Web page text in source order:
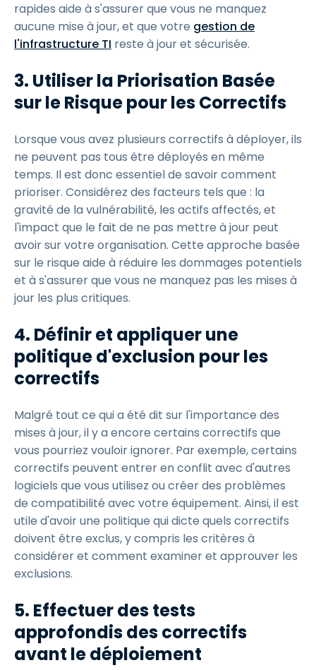
rapides aide à s'assurer que vous ne manquez
aucune mise à jour, et que votre gestion de
l'infrastructure TI reste à jour et sécurisée.
3. Utiliser la Priorisation Basée
sur le Risque pour les Correctifs
Lorsque vous avez plusieurs correctifs à déployer, ils
ne peuvent pas tous être déployés en même
temps. Il est donc essentiel de savoir comment
prioriser. Considérez des facteurs tels que : la
gravité de la vulnérabilité, les actifs affectés, et
l'impact que le fait de ne pas mettre à jour peut
avoir sur votre organisation. Cette approche basée
sur le risque aide à réduire les dommages potentiels
et à s'assurer que vous ne manquez pas les mises à
jour les plus critiques.
4. Définir et appliquer une
politique d'exclusion pour les
correctifs
Malgré tout ce qui a été dit sur l'importance des
mises à jour, il y a encore certains correctifs que
vous pourriez vouloir ignorer. Par exemple, certains
correctifs peuvent entrer en conflit avec d'autres
logiciels que vous utilisez ou créer des problèmes
de compatibilité avec votre équipement. Ainsi, il est
utile d'avoir une politique qui dicte quels correctifs
doivent être exclus, y compris les critères à
considérer et comment examiner et approuver les
exclusions.
5. Effectuer des tests
approfondis des correctifs
avant le déploiement